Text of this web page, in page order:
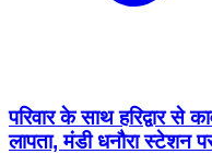
परिवार के साथ हरिद्वार से
लापता, मंडी धनौरा स्टेशन